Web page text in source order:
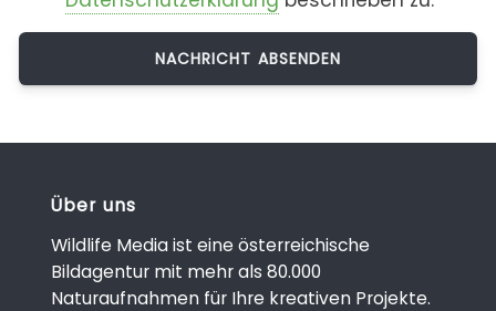
Über uns
Wildlife Media ist eine österreichische
Bildagentur mit mehr als 80.000
Naturaufnahmen für Ihre kreativen Projekte.